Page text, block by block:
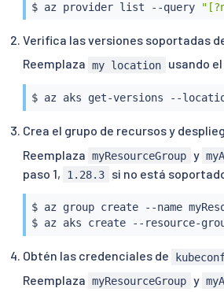
$ az provider list --query
Verifica las versiones soportadas
Reemplaza my location usando
$ az aks get-versions --
Crea el grupo de recursos y
Reemplaza myResourceGroup y
paso 1,
1.28.3 si no está
$ az group create --name
Obtén las credenciales de
Reemplaza myResourceGroup y